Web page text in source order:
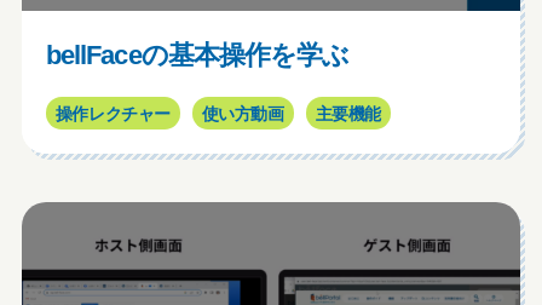
bellFaceの基本操作を学ぶ
操作レクチャー 使い方動画 主要機能